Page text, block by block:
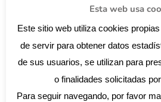
prever accesos, retirada de
trabajo, protección de zonas
auxiliares necesarios.
Licencias para reformar un
uso a vivienda
Las reformas de locales
Esta web usa
Este sitio web utiliza cookies
de servir para obtener datos
de sus usuarios, se utilizan para
o finalidades solicitadas
Para seguir navegando, por favor